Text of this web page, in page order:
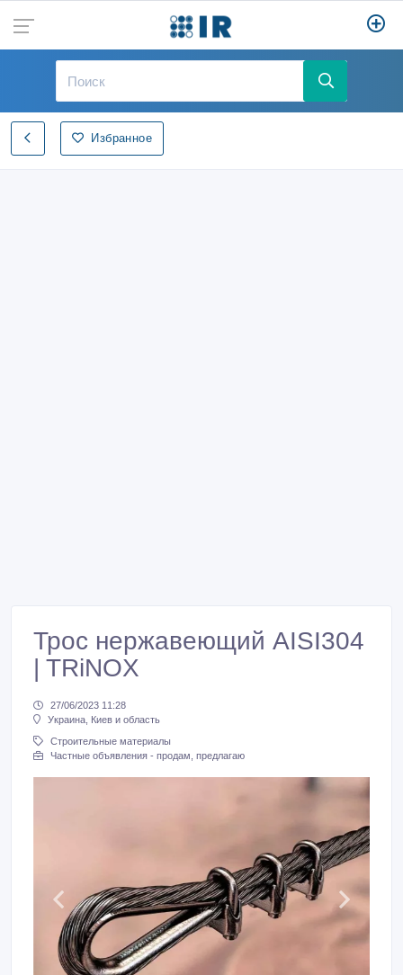
Избранное
Трос нержавеющий AISI304
| TRiNOX
27/06/2023 11:28
Украина, Киев и область
Строительные материалы
Частные объявления - продам, предлагаю